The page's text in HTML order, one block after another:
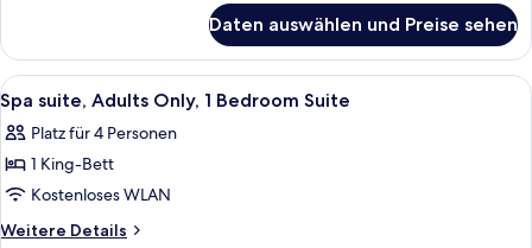
Guest
Room
anzeigen
View
Spa,
Adults
Only,
Guest
Room
Daten auswählen und Preise sehen
Alle
Fotos
für
Spa
suite,
Adults
Ein ordentlich eingerichtetes
3
Spa suite, Adults Only, 1 Bedroom Suite
Platz für 4 Personen
1 King-Bett
Kostenloses WLAN
Weitere Details
Weitere